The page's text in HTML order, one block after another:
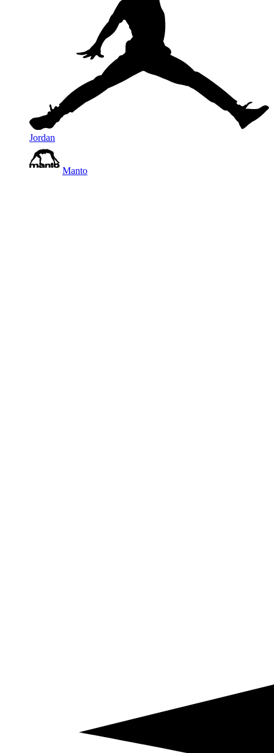
Jordan
Manto